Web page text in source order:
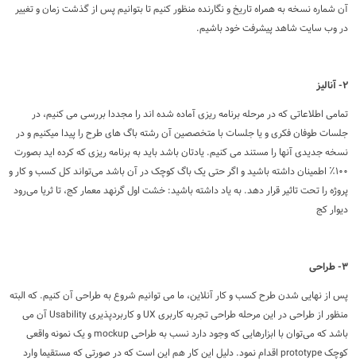
آن شماره نسخه به همراه تاریخ و نگارنده منظور کنیم تا بتوانیم پس از گذشت زمان و تغییر
در وب سایت شاهد پیشرفت خود باشیم.
۲- آنالیز
تمامی اطلاعاتی که در مرحله برنامه ریزی آماده شده اند را مجددا بررسی می کنیم، در
جلسات طوفان فکری و یا جلسات با متخصصین آن رشته باگ های طرح را پیدا میکنیم و در
نسخه جدیدی آنها را مستند می کنیم. یادتان باشد باید به برنامه ریزی که کرده اید بصورت
۱۰۰٪ اطمینان داشته باشید و اگر حتی یک باگ کوچک در آن باشد می‌تواند کل کسب و کار و
پروژه را تحت تاثیر قرار دهد. به یاد داشته باشید: خشت اول گرنهد معمار کج، تا ثریا می‌رود
دیوار کج
۳- طراحی
پس از نهایی شدن طرح کسب و کار آنلاین، ما می توانیم شروع به طراحی آن کنیم. که البته
منظور از طراحی در این مرحله طراحی تجربه کاربری UX و کاربردپذیری Usability آن می
باشد که می‌توان با ابزارهایی که وجود دارد نسب به طراحی mockup و یک نمونه واقعی
کوچک prototype اقدام نمود. دلیل این کار هم این است که در صورتی که مستقیما وارد